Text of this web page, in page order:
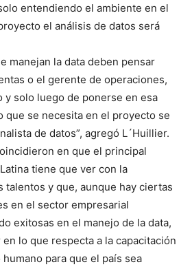
entendiendo el ambiente en el
el análisis de datos será
manejan la data deben pensar
o el gerente de operaciones,
y solo luego de ponerse en esa
que se necesita en el proyecto se
de datos”, agregó L´Huillier.
en que el principal
tiene que ver con la
talentos y que, aunque hay ciertas
en el sector empresarial
exitosas en el manejo de la data,
lo que respecta a la capacitación
para que el país sea